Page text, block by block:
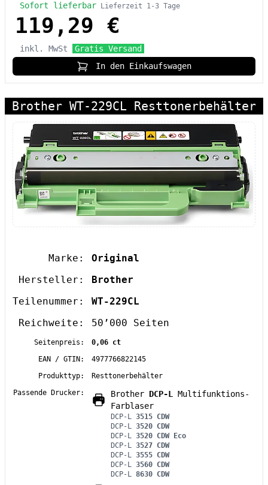
Sofort lieferbar Lieferzeit 1-3 Tage
119,29 €
inkl. MwSt
Gratis Versand
In den Einkaufswagen
Brother WT-229CL Resttonerbehälter
Marke:
Original
Hersteller:
Brother
Teilenummer:
WT-229CL
Reichweite:
50’000 Seiten
Seitenpreis:
0,06 ct
EAN / GTIN:
4977766822145
Produkttyp:
Resttonerbehälter
Passende Drucker:
Brother DCP-L
Multifunktions-
Farblaser
DCP-L 3515 CDW
DCP-L 3520 CDW
DCP-L 3520 CDW Eco
DCP-L 3527 CDW
DCP-L 3555 CDW
DCP-L 3560 CDW
DCP-L 8630 CDW